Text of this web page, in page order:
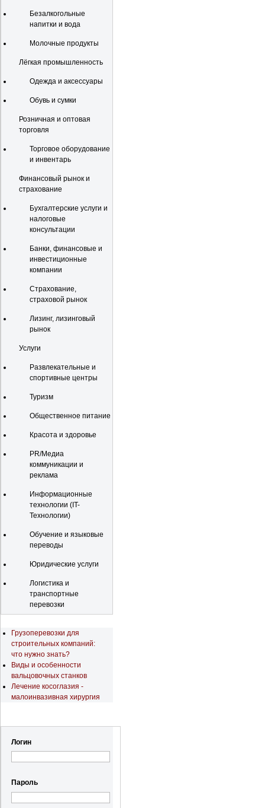
Безалкогольные
напитки и вода
Молочные продукты
Лёгкая промышленность
Одежда и аксессуары
Обувь и сумки
Розничная и оптовая
торговля
Торговое оборудование
и инвентарь
Финансовый рынок и
страхование
Бухгалтерские услуги и
налоговые
консультации
Банки, финансовые и
инвестиционные
компании
Страхование,
страховой рынок
Лизинг, лизинговый
рынок
Услуги
Развлекательные и
спортивные центры
Туризм
Общественное питание
Красота и здоровье
PR/Медиа
коммуникации и
реклама
Информационные
технологии (IT-
Технологии)
Обучение и языковые
переводы
Юридические услуги
Логистика и
транспортные
перевозки
Грузоперевозки для
строительных компаний:
что нужно знать?
Виды и особенности
вальцовочных станков
Лечение косоглазия -
малоинвазивная хирургия
Логин
Пароль